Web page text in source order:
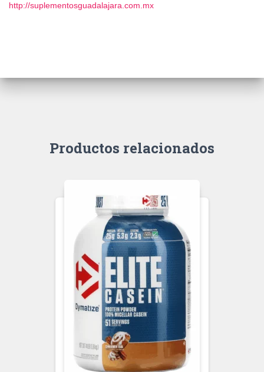
http://suplementosguadalajara.com.mx
Productos relacionados